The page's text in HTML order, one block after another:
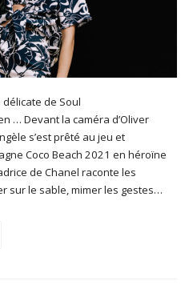
de Soul
… Devant la caméra d’Oliver
s’est prêté au jeu et
Coco Beach 2021 en héroïne
de Chanel raconte les
sur le sable, mimer les gestes…